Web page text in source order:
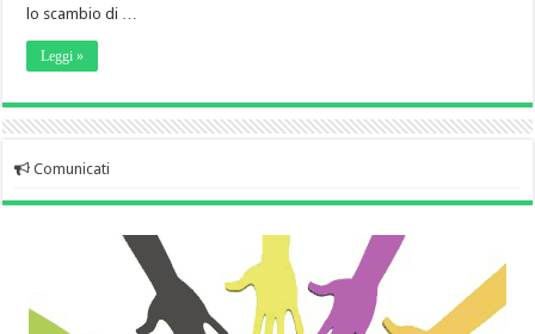
lo scambio di …
Leggi »
Comunicati